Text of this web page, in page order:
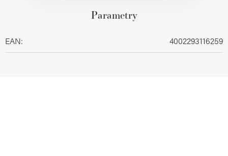
Parametry
EAN: 4002293116259